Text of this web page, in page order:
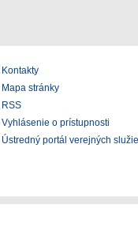
Kontakty
Mapa stránky
RSS
Vyhlásenie o prístupnosti
Ústredný portál verejných